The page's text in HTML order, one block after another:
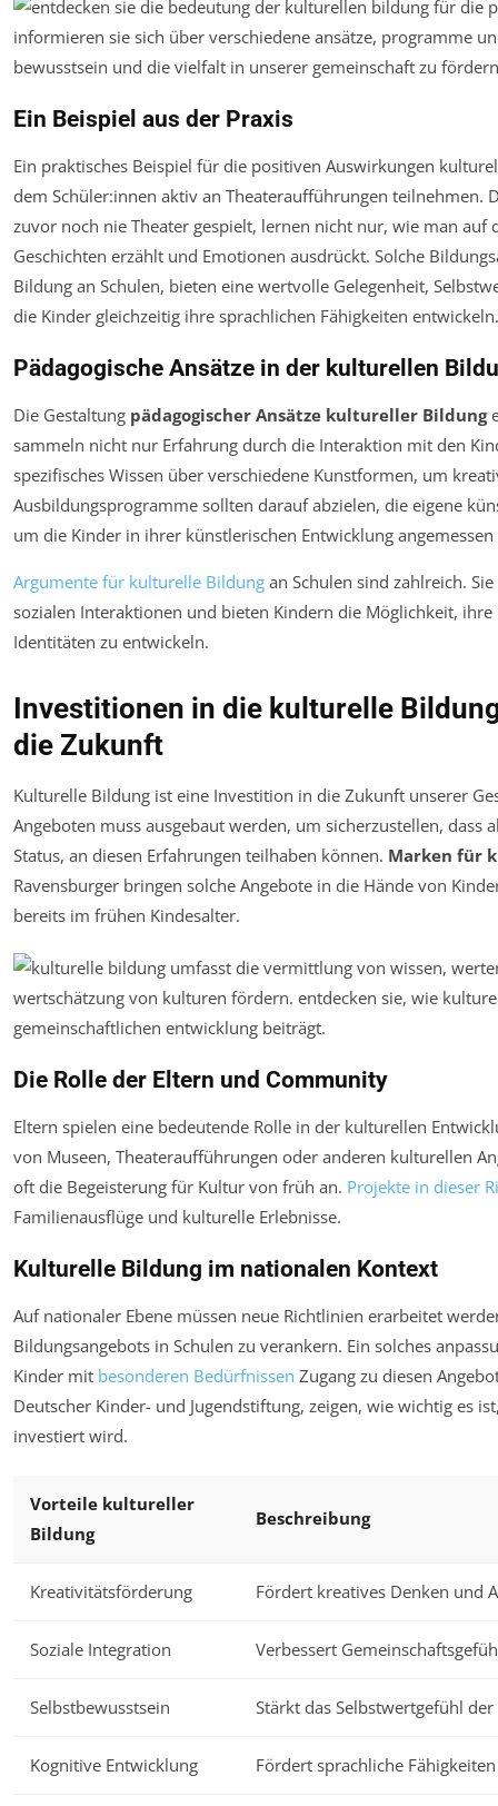
Ein Beispiel aus der Praxis
Ein praktisches Beispiel für die positiven Auswirkungen
dem Schüler:innen aktiv an Theateraufführungen teilnehmen.
zuvor noch nie Theater gespielt, lernen nicht nur, wie man auf
Geschichten erzählt und Emotionen ausdrückt. Solche
Bildung an Schulen, bieten eine wertvolle Gelegenheit,
die Kinder gleichzeitig ihre sprachlichen Fähigkeiten entwickeln.
Pädagogische Ansätze in der kulturellen
Die Gestaltung pädagogischer Ansätze kultureller Bildung
sammeln nicht nur Erfahrung durch die Interaktion mit den
spezifisches Wissen über verschiedene Kunstformen, um
Ausbildungsprogramme sollten darauf abzielen, die eigene
um die Kinder in ihrer künstlerischen Entwicklung
Argumente für kulturelle Bildung an Schulen sind zahlreich.
sozialen Interaktionen und bieten Kindern die Möglichkeit,
Identitäten zu entwickeln.
Investitionen in die kulturelle
die Zukunft
Kulturelle Bildung ist eine Investition in die Zukunft unserer
Angeboten muss ausgebaut werden, um sicherzustellen, dass
Status, an diesen Erfahrungen teilhaben können. Marken für
Ravensburger bringen solche Angebote in die Hände von
bereits im frühen Kindesalter.
Die Rolle der Eltern und Community
Eltern spielen eine bedeutende Rolle in der kulturellen
von Museen, Theateraufführungen oder anderen kulturellen
oft die Begeisterung für Kultur von früh an. Projekte in dieser
Familienausflüge und kulturelle Erlebnisse.
Kulturelle Bildung im nationalen Kontext
Auf nationaler Ebene müssen neue Richtlinien erarbeitet
Bildungsangebots in Schulen zu verankern. Ein solches
Kinder mit besonderen Bedürfnissen Zugang zu diesen
Deutscher Kinder- und Jugendstiftung, zeigen, wie wichtig es
investiert wird.
Vorteile kultureller
Bildung
Beschreibung
Kreativitätsförderung Fördert kreatives Denken und
Soziale Integration Verbessert
Selbstbewusstsein Stärkt das Selbstwertgefühl
Kognitive Entwicklung Fördert sprachliche